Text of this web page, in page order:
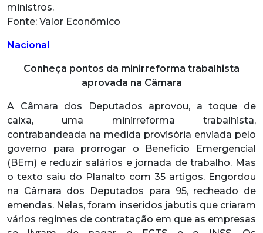
ministros.
Fonte: Valor Econômico
Nacional
Conheça pontos da minirreforma trabalhista
aprovada na Câmara
A Câmara dos Deputados aprovou, a toque de
caixa, uma minirreforma trabalhista,
contrabandeada na medida provisória enviada pelo
governo para prorrogar o Benefício Emergencial
(BEm) e reduzir salários e jornada de trabalho. Mas
o texto saiu do Planalto com 35 artigos. Engordou
na Câmara dos Deputados para 95, recheado de
emendas. Nelas, foram inseridos jabutis que criaram
vários regimes de contratação em que as empresas